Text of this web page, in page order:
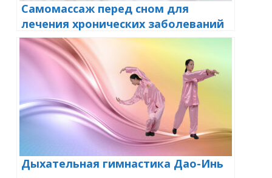
Самомассаж перед сном для
лечения хронических заболеваний
Дыхательная гимнастика Дао-Инь